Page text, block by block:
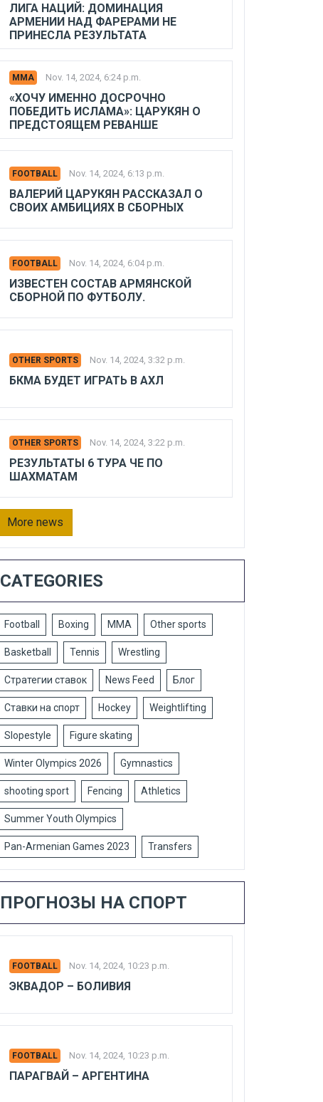
ЛИГА НАЦИЙ: ДОМИНАЦИЯ
АРМЕНИИ НАД ФАРЕРАМИ НЕ
ПРИНЕСЛА РЕЗУЛЬТАТА
MMA Nov. 14, 2024, 6:24 p.m.
«ХОЧУ ИМЕННО ДОСРОЧНО
ПОБЕДИТЬ ИСЛАМА»: ЦАРУКЯН О
ПРЕДСТОЯЩЕМ РЕВАНШЕ
FOOTBALL Nov. 14, 2024, 6:13 p.m.
ВАЛЕРИЙ ЦАРУКЯН РАССКАЗАЛ О
СВОИХ АМБИЦИЯХ В СБОРНЫХ
FOOTBALL Nov. 14, 2024, 6:04 p.m.
ИЗВЕСТЕН СОСТАВ АРМЯНСКОЙ
СБОРНОЙ ПО ФУТБОЛУ.
OTHER SPORTS Nov. 14, 2024, 3:32 p.m.
БКМА БУДЕТ ИГРАТЬ В АХЛ
OTHER SPORTS Nov. 14, 2024, 3:22 p.m.
РЕЗУЛЬТАТЫ 6 ТУРА ЧЕ ПО
ШАХМАТАМ
More news
CATEGORIES
Football Boxing MMA Other sports
Basketball Tennis Wrestling
Стратегии ставок News Feed Блог
Ставки на спорт Hockey Weightlifting
Slopestyle Figure skating
Winter Olympics 2026 Gymnastics
shooting sport Fencing Athletics
Summer Youth Olympics
Pan-Armenian Games 2023 Transfers
ПРОГНОЗЫ НА СПОРТ
FOOTBALL Nov. 14, 2024, 10:23 p.m.
ЭКВАДОР – БОЛИВИЯ
FOOTBALL Nov. 14, 2024, 10:23 p.m.
ПАРАГВАЙ – АРГЕНТИНА